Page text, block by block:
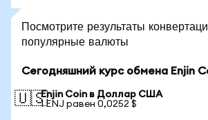
Посмотрите результаты
популярные валюты
Сегодняшний курс обмена Enjin
🇺🇸Enjin Coin в Доллар США
1 ENJ равен 0,0252 $